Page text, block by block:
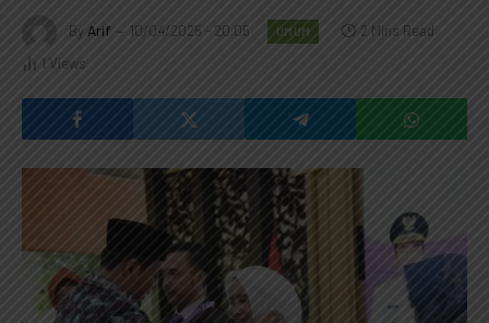
By Arif 10/04/2025 - 20:05 UMUM
2 Mins Read
1 Views